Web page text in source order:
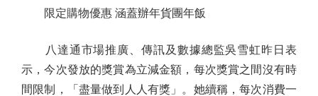
限定購物優惠 涵蓋辦年貨團年飯
八達通市場推廣、傳訊及數據總監吳雪虹昨日表
示，今次發放的獎賞為立減金額，每次獎賞之間沒有時
間限制，「盡量做到人人有獎」。她續稱，每次消費一